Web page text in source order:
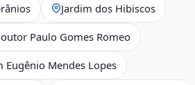
Jardim dos Hibiscos
Paulo Gomes Romeo
Eugênio Mendes Lopes